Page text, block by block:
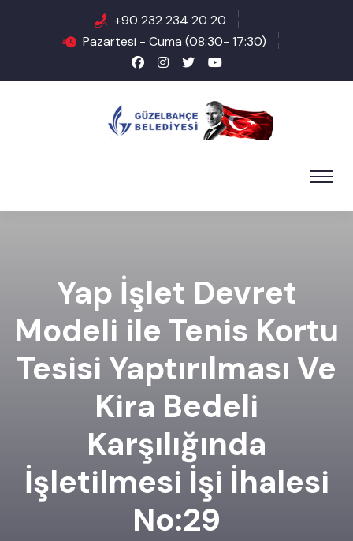
+90 232 234 20 20
Pazartesi - Cuma (08:30- 17:30)
Yap İşlet Devret
Modeli ile Tenis Kortu
Tesisi Yaptırılması Ve
Kira Bedeli
Karşılığında
İşletilmesi İşi İhalesi
No:29